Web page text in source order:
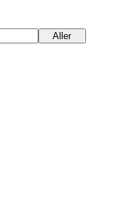
Aller